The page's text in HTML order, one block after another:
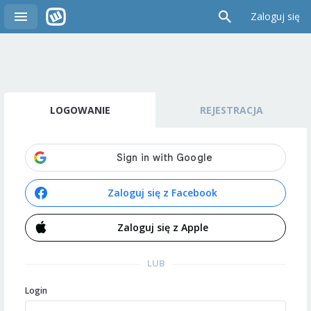
Zaloguj się
LOGOWANIE REJESTRACJA
Zaloguj się z Facebook
Zaloguj się z Apple
LUB
Login